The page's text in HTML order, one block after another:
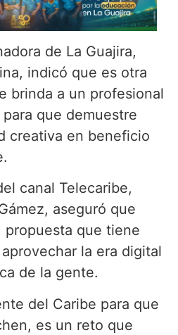
de La Guajira,
indicó que es otra
brinda a un profesional
que demuestre
creativa en beneficio
canal Telecaribe,
aseguró que
propuesta que tiene
la era digital
de la gente.
del Caribe para que
es un reto que